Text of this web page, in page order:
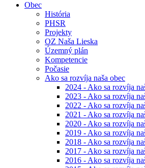
Obec
História
PHSR
Projekty
OZ Naša Lieska
Územný plán
Kompetencie
Počasie
Ako sa rozvíja naša obec
2024 - Ako sa rozvíja
2023 - Ako sa rozvíja
2022 - Ako sa rozvíja
2021 - Ako sa rozvíja
2020 - Ako sa rozvíja
2019 - Ako sa rozvíja
2018 - Ako sa rozvíja
2017 - Ako sa rozvíja
2016 - Ako sa rozvíja